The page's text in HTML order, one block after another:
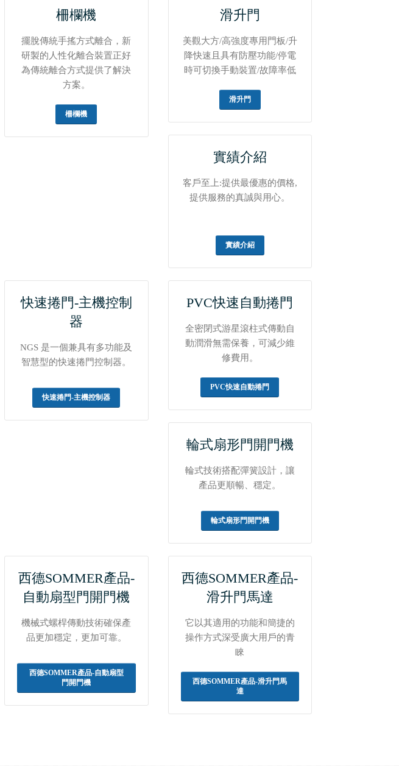
柵欄機
擺脫傳統手搖方式離合，新
研製的人性化離合裝置正好
為傳統離合方式提供了解決
方案。
柵欄機
滑升門
美觀大方/高強度專用門板/升
降快速且具有防壓功能/停電
時可切換手動裝置/故障率低
滑升門
實績介紹
客戶至上:提供最優惠的價格,
提供服務的真誠與用心。
實績介紹
快速捲門-主機控制
器
NGS 是一個兼具有多功能及
智慧型的快速捲門控制器。
快速捲門-主機控制器
PVC快速自動捲門
全密閉式游星滾柱式傳動自
動潤滑無需保養，可減少維
修費用。
PVC快速自動捲門
輪式扇形門開門機
輪式技術搭配彈簧設計，讓
產品更順暢、穩定。
輪式扇形門開門機
西德SOMMER產品-
自動扇型門開門機
機械式螺桿傳動技術確保產
品更加穩定，更加可靠。
西德SOMMER產品-自動扇型
門開門機
西德SOMMER產品-
滑升門馬達
它以其適用的功能和簡捷的
操作方式深受廣大用戶的青
睞
西德SOMMER產品-滑升門馬
達